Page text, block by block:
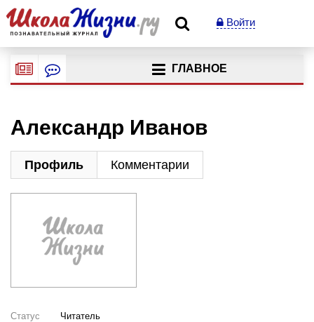
Войти
ГЛАВНОЕ
Александр Иванов
Профиль Комментарии
Статус
Читатель